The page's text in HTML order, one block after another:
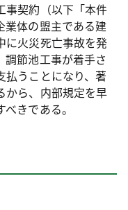
事契約（以下「本件
業体の盟主である建
に火災死亡事故を発
調節池工事が着手さ
払うことになり、著
から、内部規定を早
きである。